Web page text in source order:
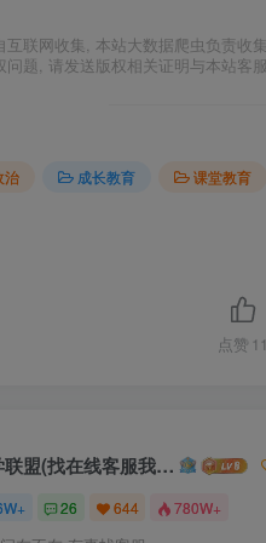
互联网收集, 本站大数据爬虫负责收
问题, 请发送版权相关证明与本站客
治 成长教育 课堂教育
点赞
自学联盟(找在线客服我不回信息的)
26 644 780W+